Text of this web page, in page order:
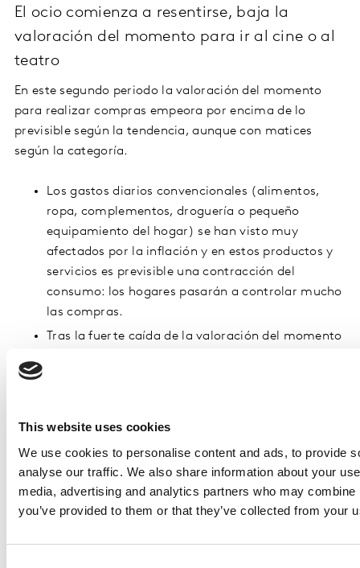
This website uses cookies
We use cookies to personalise content and ads, to provide
analyse our traffic. We also share information about your
media, advertising and analytics partners who may
you’ve provided to them or that they’ve collected from your
El ocio comienza a resentirse, baja la
valoración del momento para ir al cine o al
teatro
En este segundo periodo la valoración del momento
para realizar compras empeora por encima de lo
previsible según la tendencia, aunque con matices
según la categoría.
Los gastos diarios convencionales (alimentos,
ropa, complementos, droguería o pequeño
equipamiento del hogar) se han visto muy
afectados por la inflación y en estos productos y
servicios es previsible una contracción del
consumo: los hogares pasarán a controlar mucho
las compras.
Tras la fuerte caída de la valoración del momento
Solo 2 categorías de las 25 analizadas se
que es un buen momento que la que dice que es
un mal momento para comprarlo): productos de
droguería y formación, aunque esta última ha
experimentado una notable caída respecto al
periodo anterior.